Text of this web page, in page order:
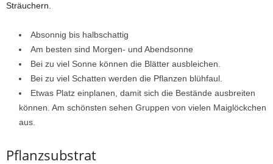
Sträuchern.
Absonnig bis halbschattig
Am besten sind Morgen- und Abendsonne
Bei zu viel Sonne können die Blätter ausbleichen.
Bei zu viel Schatten werden die Pflanzen blühfaul.
Etwas Platz einplanen, damit sich die Bestände ausbreiten
können. Am schönsten sehen Gruppen von vielen Maiglöckchen
aus.
Pflanzsubstrat